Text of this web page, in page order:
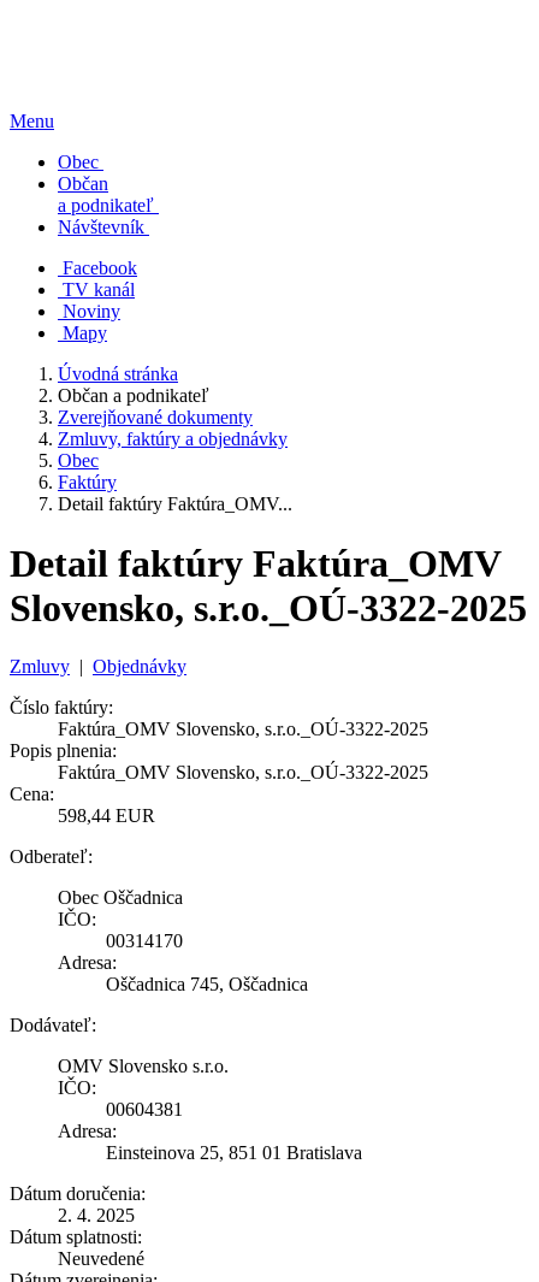
Menu
Obec
Občan
a podnikateľ
Návštevník
Facebook
TV kanál
Noviny
Mapy
Úvodná stránka
Občan a podnikateľ
Zverejňované dokumenty
Zmluvy, faktúry a objednávky
Obec
Faktúry
Detail faktúry Faktúra_OMV...
Detail faktúry Faktúra_OMV
Slovensko, s.r.o._OÚ-3322-2025
Zmluvy | Objednávky
Číslo faktúry:
Faktúra_OMV Slovensko, s.r.o._OÚ-3322-2025
Popis plnenia:
Faktúra_OMV Slovensko, s.r.o._OÚ-3322-2025
Cena:
598,44 EUR
Odberateľ:
Obec Oščadnica
IČO:
00314170
Adresa:
Oščadnica 745, Oščadnica
Dodávateľ:
OMV Slovensko s.r.o.
IČO:
00604381
Adresa:
Einsteinova 25, 851 01 Bratislava
Dátum doručenia:
2. 4. 2025
Dátum splatnosti:
Neuvedené